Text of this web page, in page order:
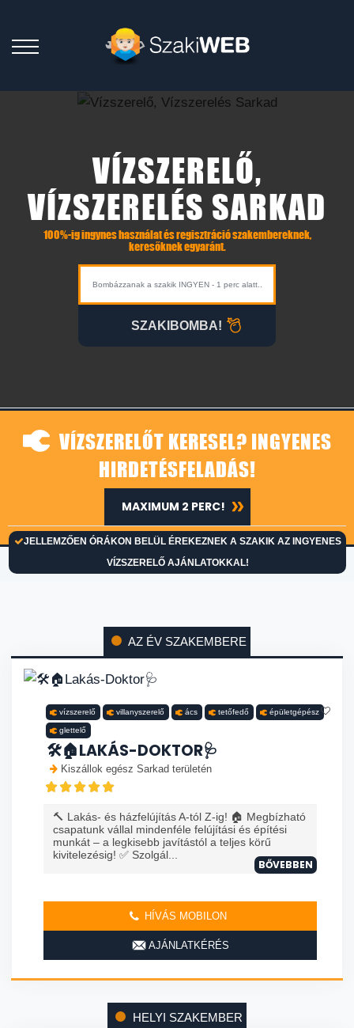
VÍZSZERELŐ,
VÍZSZERELÉS SARKAD
100%-ig ingynes használat és regisztráció szakembereknek,
keresőknek egyaránt.
SZAKIBOMBA!
VÍZSZERELŐT KERESEL? INGYENES
HIRDETÉSFELADÁS!
JELLEMZŐEN ÓRÁKON BELÜL ÉREKEZNEK A SZAKIK AZ INGYENES
VÍZSZERELŐ AJÁNLATOKKAL!
MAXIMUM 2 PERC!
AZ ÉV SZAKEMBERE
vízszerelő villanyszerelő ács tetőfedő épületgépész
glettelő
🛠️🏠LAKÁS-DOKTOR🩺
Kiszállok egész Sarkad területén
🔨 Lakás- és házfelújítás A-tól Z-ig! 🏠 Megbízható
csapatunk vállal mindenféle felújítási és építési
munkát – a legkisebb javítástól a teljes körű
kivitelezésig! ✅ Szolgál...
BŐVEBBEN
HÍVÁS MOBILON
AJÁNLATKÉRÉS
HELYI SZAKEMBER